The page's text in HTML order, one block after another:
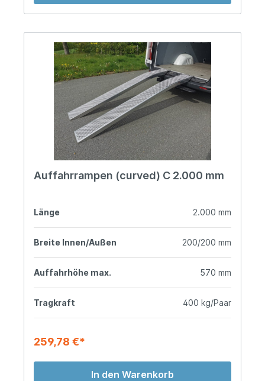
Auffahrrampen (curved) C 2.000 mm
Länge 2.000 mm
Breite Innen/Außen 200/200 mm
Auffahrhöhe max. 570 mm
Tragkraft 400 kg/Paar
259,78 €*
In den Warenkorb